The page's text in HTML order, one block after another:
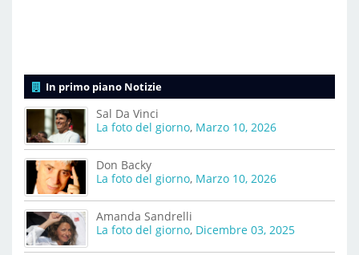
In primo piano Notizie
Sal Da Vinci
La foto del giorno, Marzo 10, 2026
Don Backy
La foto del giorno, Marzo 10, 2026
Amanda Sandrelli
La foto del giorno, Dicembre 03, 2025